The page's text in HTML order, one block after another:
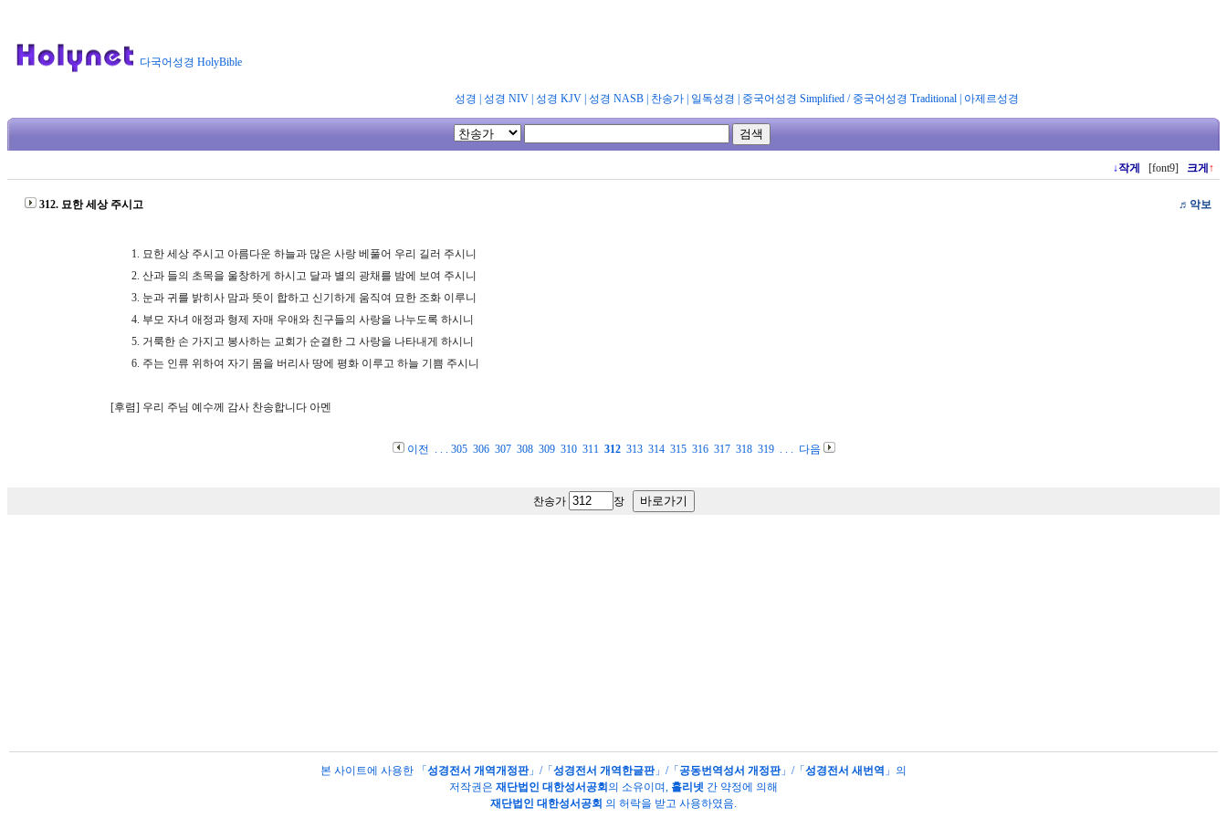
다국어성경 HolyBible
성경 성경 NIV| 성경 KJV| 성경 NASB| 찬송가| 일독성경 중국어성경 Simplified/ 중국어성경 Traditional| 아제르성경
↓작게 [font9] 크게 ↑
312. 묘한 세상 주시고 ♬ 악보
1. 묘한 세상 주시고 아름다운 하늘과 많은 사랑 베풀어 우리 길러 주시니
2. 산과 들의 초목을 울창하게 하시고 달과 별의 광채를 밤에 보여 주시니
3. 눈과 귀를 밝히사 맘과 뜻이 합하고 신기하게 움직여 묘한 조화 이루니
4. 부모 자녀 애정과 형제 자매 우애와 친구들의 사랑을 나누도록 하시니
5. 거룩한 손 가지고 봉사하는 교회가 순결한 그 사랑을 나타내게 하시니
6. 주는 인류 위하여 자기 몸을 버리사 땅에 평화 이루고 하늘 기쁨 주시니
[후렴] 우리 주님 예수께 감사 찬송합니다 아멘
이전 . . . 305 306 307 308 309 310 311 312 313 314 315 316 317 318 319. . . 다음
찬송가 장
본 사이트에 사용한 「 성경전서 개역개정판」/「 성경전서 개역한글판」/「 공동번역성서 개정판」/「 성경전서 새번역 」의
저작권은 재단법인 대한성서공회 의 소유이며, 홀리넷 간 약정에 의해
재단법인 대한성서공회 의 허락을 받고 사용하였음.